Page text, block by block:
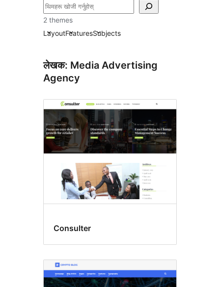
खोज्नुहोस्
2 themes
LayoutFeaturesSubjects
लेखक: Media Advertising
Agency
Consulter